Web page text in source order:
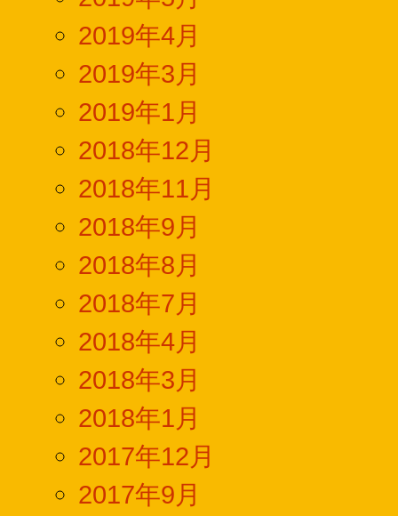
2019年4月
2019年3月
2019年1月
2018年12月
2018年11月
2018年9月
2018年8月
2018年7月
2018年4月
2018年3月
2018年1月
2017年12月
2017年9月